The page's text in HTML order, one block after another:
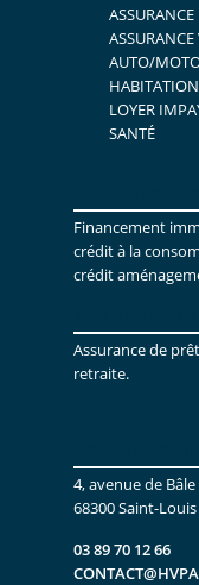
ASSURANCE
AUTO/
HABITATION
LOYER
SANTÉ
Financement
crédit à la
crédit
Assurance de
retraite.
4, avenue de Bâle
68300 Saint-Louis
03 89 70 12 66